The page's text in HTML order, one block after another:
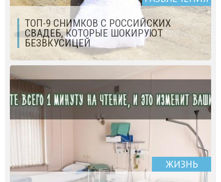
ТОП-9 СНИМКОВ С РОССИЙСКИХ
СВАДЕБ, КОТОРЫЕ ШОКИРУЮТ
БЕЗВКУСИЦЕЙ
ЖИЗНЬ